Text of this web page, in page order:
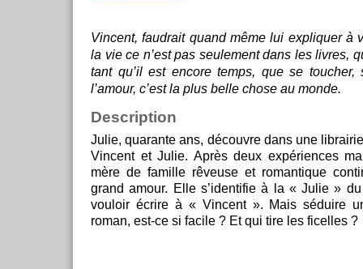
Vincent, faudrait quand même lui expliquer à
la vie ce n’est pas seulement dans les livres,
tant qu’il est encore temps, que se toucher,
l’amour, c’est la plus belle chose au monde.
Description
Julie, quarante ans, découvre dans une
Vincent et Julie. Après deux expériences
mère de famille rêveuse et romantique
grand amour. Elle s’identifie à la « Julie »
vouloir écrire à « Vincent ». Mais séduire
roman, est-ce si facile ? Et qui tire les ficelles ?